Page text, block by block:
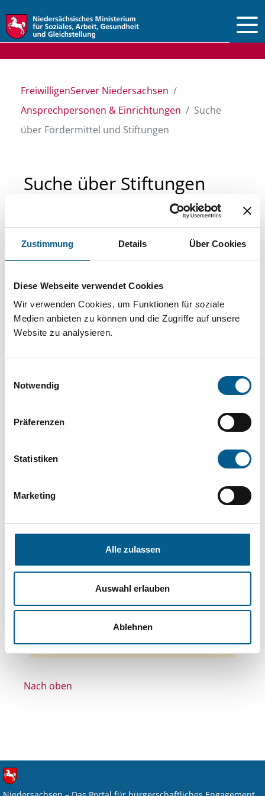
Zustimmung Details Über Cookies
Diese Webseite verwendet Cookies
Wir verwenden Cookies, um Funktionen für soziale
Medien anbieten zu können und die Zugriffe auf unsere
Website zu analysieren.
Notwendig
Präferenzen
Statistiken
Marketing
Alle zulassen
Auswahl erlauben
Ablehnen
FreiwilligenServer Niedersachsen
Ansprechpersonen & Einrichtungen
Suche
über Fördermittel und Stiftungen
Suche über Stiftungen
Sie suchen finanzielle Unterstützung für ein
direkt über unsere Fördermitteldatenbank und
Stiftungsdatenbank recherchieren. Bei der
Suche bitte die Groß- und Kleinschreibung
Bitte Suchbegriff eingeben. Ergebnisse
Kategorien verfeinert werden.
Suchen
Aktive Filter:
Themen: Kirchliche Zwecke
Themen: Menschen mit Behinderung
Themen: Heimatpflege
Stiftungstyp: Lokal tätige Stiftung
Alle Filter entfernen
Nach oben